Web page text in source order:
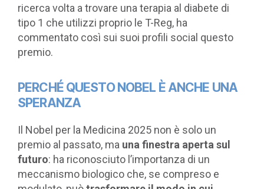
ricerca volta a trovare una terapia al diabete di
tipo 1 che utilizzi proprio le T-Reg, ha
commentato così sui suoi profili social questo
premio.
PERCHÉ QUESTO NOBEL È ANCHE UNA
SPERANZA
Il Nobel per la Medicina 2025 non è solo un
premio al passato, ma una finestra aperta sul
futuro: ha riconosciuto l’importanza di un
meccanismo biologico che, se compreso e